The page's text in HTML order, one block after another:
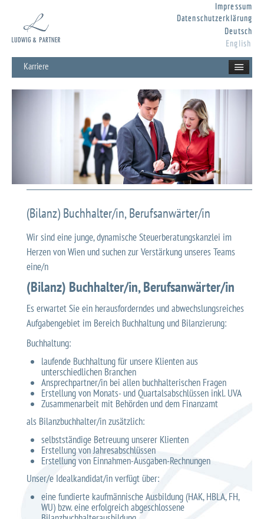
Deutsch
English
Impressum
Datenschutzerklärung
Karriere
(Bilanz) Buchhalter/in, Berufsanwärter/in
Wir sind eine junge, dynamische Steuerberatungskanzlei im
Herzen von Wien und suchen zur Verstärkung unseres Teams
eine/n
(Bilanz) Buchhalter/in, Berufsanwärter/in
Es erwartet Sie ein herausforderndes und abwechslungsreiches
Aufgabengebiet im Bereich Buchhaltung und Bilanzierung:
Buchhaltung:
laufende Buchhaltung für unsere Klienten aus
unterschiedlichen Branchen
Ansprechpartner/in bei allen buchhalterischen Fragen
Erstellung von Monats- und Quartalsabschlüssen inkl. UVA
Zusammenarbeit mit Behörden und dem Finanzamt
als Bilanzbuchhalter/in zusätzlich:
selbstständige Betreuung unserer Klienten
Erstellung von Jahresabschlüssen
Erstellung von Einnahmen-Ausgaben-Rechnungen
Unser/e Idealkandidat/in verfügt über:
eine fundierte kaufmännische Ausbildung (HAK, HBLA, FH,
WU) bzw. eine erfolgreich abgeschlossene